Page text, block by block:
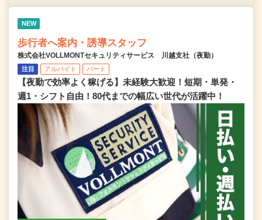
NEW
歩行者へ案内・誘導スタッフ
株式会社VOLLMONTセキュリティサービス 川越支社（夜勤）
注目 アルバイト パート
【夜勤で効率よく稼げる】未経験大歓迎！短期・単発・
週1・シフト自由！80代までの幅広い世代が活躍中！